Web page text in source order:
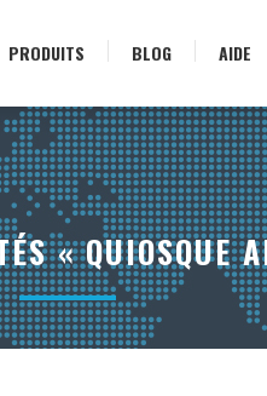
PRODUITS BLOG AIDE
« QUIOSQUE